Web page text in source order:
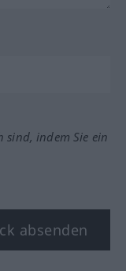
sind, indem Sie ein
absenden